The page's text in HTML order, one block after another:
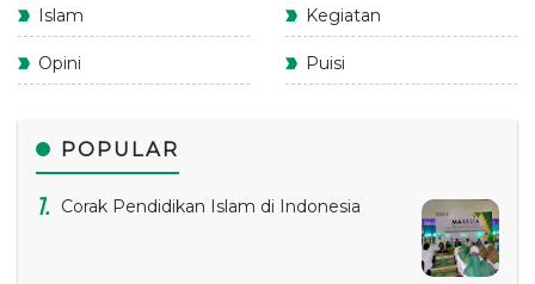
Islam Kegiatan
Opini Puisi
POPULAR
Corak Pendidikan Islam di Indonesia